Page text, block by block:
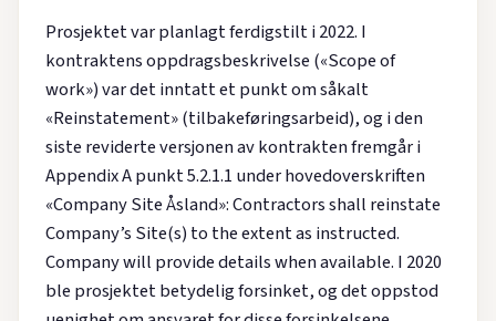
Prosjektet var planlagt ferdigstilt i 2022. I
kontraktens oppdragsbeskrivelse («Scope of
work») var det inntatt et punkt om såkalt
«Reinstatement» (tilbakeføringsarbeid), og i den
siste reviderte versjonen av kontrakten fremgår i
Appendix A punkt 5.2.1.1 under hovedoverskriften
«Company Site Åsland»: Contractors shall reinstate
Company’s Site(s) to the extent as instructed.
Company will provide details when available. I 2020
ble prosjektet betydelig forsinket, og det oppstod